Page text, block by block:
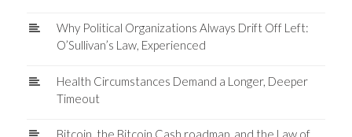
Why Political Organizations Always Drift Off Left:
O’Sullivan’s Law, Experienced
Health Circumstances Demand a Longer, Deeper
Timeout
Bitcoin, the Bitcoin Cash roadmap, and the Law of